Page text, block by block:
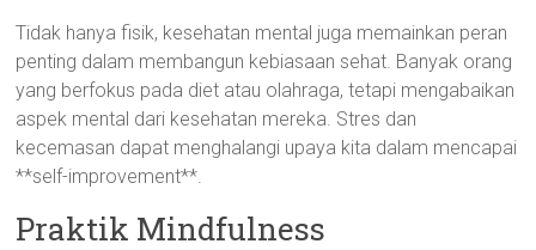
Tidak hanya fisik, kesehatan mental juga memainkan peran
penting dalam membangun kebiasaan sehat. Banyak orang
yang berfokus pada diet atau olahraga, tetapi mengabaikan
aspek mental dari kesehatan mereka. Stres dan
kecemasan dapat menghalangi upaya kita dalam mencapai
**self-improvement**.
Praktik Mindfulness